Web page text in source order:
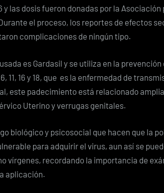
y las dosisfueron donadas por la Asociación
el proceso, los reportes de efectos
complicaciones de ningún tipo.
es Gardasil y se utiliza en la prevención
11, 16 y 18, que es la enfermedad de
, este padecimiento está relacionado
Uterino y verrugas genitales.
biológico y psicosocial que hacen que la
para adquirir el virus, aun así se
vírgenes, recordando la importancia de
aplicación.